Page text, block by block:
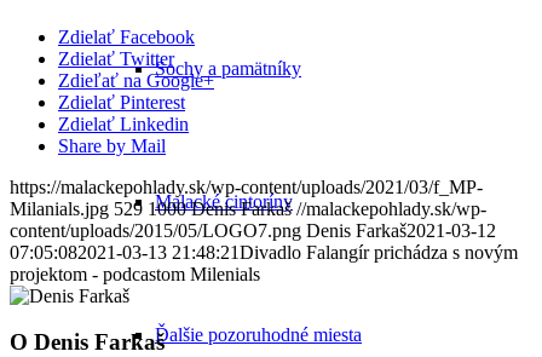
Sochy a pamätníky
Malacké cintoríny
Ďalšie pozoruhodné miesta
Zdielať Facebook
Zdielať Twitter
Zdieľať na Google+
Zdielať Pinterest
Zdielať Linkedin
Share by Mail
https://malackepohlady.sk/wp-content/uploads/2021/03/f_MP-
Milanials.jpg 529 1000 Denis Farkaš //malackepohlady.sk/wp-
content/uploads/2015/05/LOGO7.png Denis Farkaš2021-03-12
07:05:082021-03-13 21:48:21Divadlo Falangír prichádza s novým
projektom - podcastom Milenials
O Denis Farkaš